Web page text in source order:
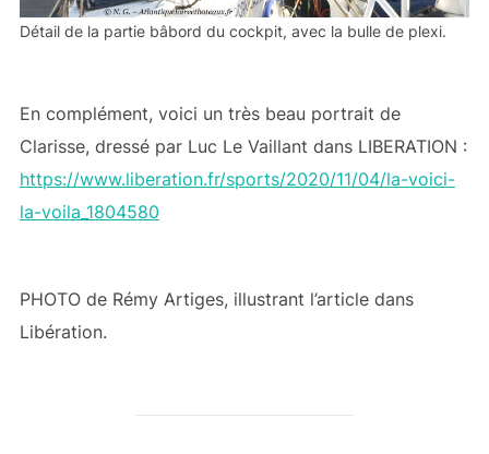
Détail de la partie bâbord du cockpit, avec la bulle de plexi.
En complément, voici un très beau portrait de
Clarisse, dressé par Luc Le Vaillant dans LIBERATION :
https://www.liberation.fr/sports/2020/11/04/la-voici-
la-voila_1804580
PHOTO de Rémy Artiges, illustrant l’article dans
Libération.